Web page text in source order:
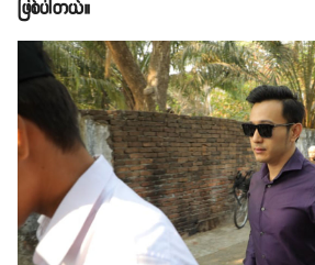
ဖြစ်ပါတယ်။